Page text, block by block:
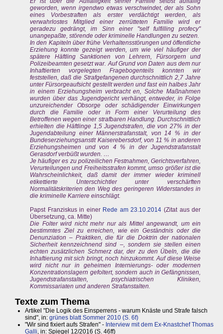
geworden, wenn irgendwo etwas verschwindet, der als Sohn
eines Vorbestraften als erster verdächtigt werden, als
verwahrlostes Mitglied einer zerrütteten Familie wird er
geradezu gedrängt, im Sinn einer "self fulfilling profecy"
unangepaßte, störende oder kriminelle Handlungen zu setzen.
In den Kapiteln über frühe Verhaltensstörungen und öffentliche
Erziehung konnte gezeigt werden, um wie viel häufiger der
spätere Häftling Sanktionen von Lehrern, Fürsorgern und
Polizeibeamten gesetzt war. Auf Grund von Daten aus dem nur
Inhaftierten vorgelegten Fragebogenteils konnten wir
feststellen, daß die Strafgefangenen durchschnittlich 2,7 Jahre
unter Fürsorgeaufsicht gestellt werden und fast ein halbes Jahr
in einem Erziehungsheim verbracht en, Solche Maßnahmen
wurden über das Jugendgericht verhängt, entweder, in Folge
unzureichender Obsorge oder schädigender Einwirkungen
durch die Familie oder in Form einer Verurteilung des
Betroffenen wegen einer strafbaren Handlung. Durchschnittlich
erhieIten die Häftlinge 1,5 Jugendstrafen, die von 27% in der
Jugendabteilung einer Männerstrafanstalt, von 14 % in der
Bundeserziehungsanstlt Kaiserebersdorf, von 11 % in anderen
Erziehungsheimen und von 4 % in der Jugendstrafanstalt
Gerasdorf verbüßt wurden. …
Je häufiger es zu polizeilichen Festnahmen, Gerichtsverfahren,
Verurteilungen und Freiheitsstrafen kommt, umso größer ist die
Wahrscheinlichkeit, daß damit der immer wieder kriminell
etikettierte Unterschichtler unter verschärften
Normalitätskriterien den Weg des geringeren Widerstandes in
die kriminelle Karriere einschlägt.
Papst Franziskus in einer Rede am 23.10.2014 (Zitat aus der
Übersetzung, ca. Mitte)
Die Folter wird nicht mehr nur als Mittel angewandt, um ein
bestimmtes Ziel zu erreichen, wie ein Geständnis oder die
Denunziation – Praktiken, die für die Doktrin der nationalen
Sicherheit kennzeichnend sind –, sondern sie stellen einen
echten zusätzlichen Schmerz dar, der zu den Übeln, die die
Inhaftierung mit sich bringt, noch hinzukommt. Auf diese Weise
wird nicht nur in geheimen Internierungs- oder modernen
Konzentrationslagern gefoltert, sondern auch in Gefängnissen,
Jugendstrafanstalten, psychiatrischen Kliniken,
Kommissariaten und anderen Strafanstalten.
Texte zum Thema
Artikel "Die Logik des Einsperrens - warum Knäste und Strafe falsch
sind", in: grünes blatt Sommer 2010 (S. 6f)
"Wir sind fixiert aufs Strafen" - Interview mit dem Ex-Knastchef Thomas
Galli, in: Spiegel 12/2016 (S. 46ff)